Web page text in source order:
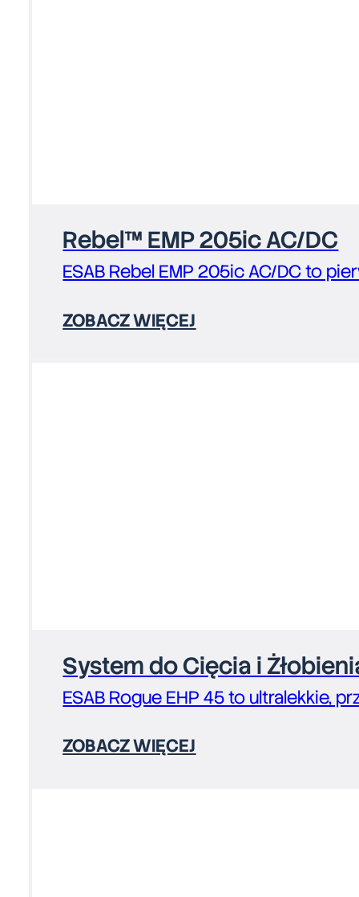
Rebel™ EMP 205ic AC/DC
ESAB Rebel EMP 205ic AC/DC to
ZOBACZ WIĘCEJ
System do Cięcia i
ESAB Rogue EHP 45 to ultralekkie,
ZOBACZ WIĘCEJ